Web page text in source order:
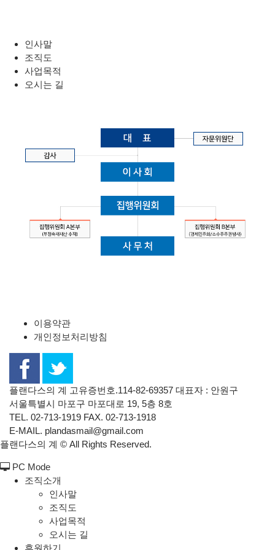
인사말
조직도
사업목적
오시는 길
이용약관
개인정보처리방침
플랜다스의 계 고유증번호.114-82-69357 대표자 : 안원구
서울특별시 마포구 마포대로 19, 5층 8호
TEL. 02-713-1919 FAX. 02-713-1918
E-MAIL. plandasmail@gmail.com
플랜다스의 계 © All Rights Reserved.
PC Mode
조직소개
인사말
조직도
사업목적
오시는 길
후원하기